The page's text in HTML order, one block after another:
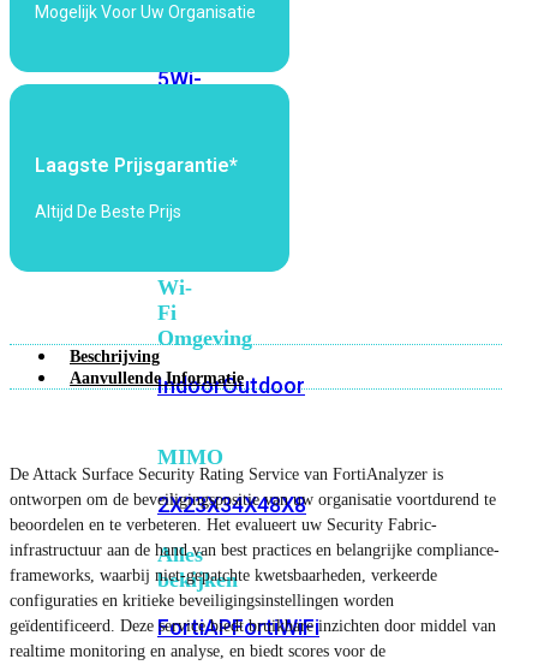
Wi-
5Wi-
Fi
Fi
Wi-
Fi
Omgeving
IndoorOutdoor
MIMO
2X23X34X48X8
Alles
bekijken
FortiAPFortiWiFi
Mogelijk Voor Uw Organisatie
Laagste Prijsgarantie*
Altijd De Beste Prijs
Beschrijving
Aanvullende Informatie
De Attack Surface Security Rating Service van FortiAnalyzer is
ontworpen om de beveiligingspositie van uw organisatie voortdurend te
beoordelen en te verbeteren. Het evalueert uw Security Fabric-
infrastructuur aan de hand van best practices en belangrijke compliance-
frameworks, waarbij niet-gepatchte kwetsbaarheden, verkeerde
configuraties en kritieke beveiligingsinstellingen worden
geïdentificeerd. Deze service biedt bruikbare inzichten door middel van
realtime monitoring en analyse, en biedt scores voor de